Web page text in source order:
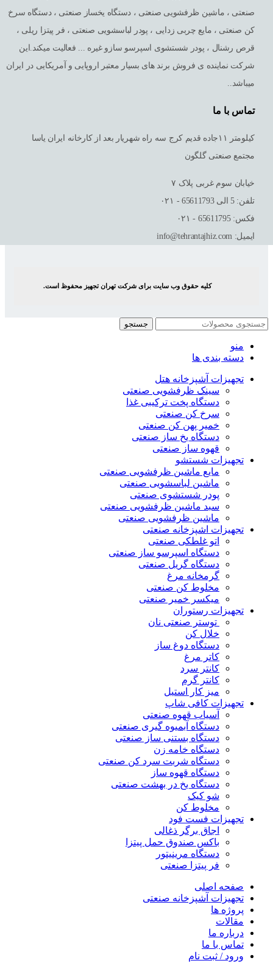
صنعتی ، ماشین ظرفشویی صنعتی ، دستگاه یخساز صنعتی ، دستگاه سرخ
کن صنعتی ، مایع چربی زدایی ، پودر لباسشویی صنعتی ، فر پیتزا ریلی ،
قرص رشنال ، پودر شستشوی اسپرسو سازو غیره ... فعالیت میکند.این
شرکت نماینده ی فروش برند های بسیار معتبر اروپایی و آمریکایی در ایران
میباشد..
تماس با ما
کیلومتر ١١جاده قدیم کرج سه راه شهریار بعد از کارخانه ایران یاسا
مجتمع صنعتی گلگون
خیابان سوم غربی پلاک ٧
تلفن: 5 الی 65611793 - ۰۲۱
فکس: 65611795 - ۰۲۱
ایمیل: info@tehrantajhiz.com
کلیه حقوق وب سایت برای شرکت تهران تجهیز محفوظ است.
جستجو
منو
دسته بندی ها
تجهیزات آشپزخانه هتل
سینک ظرفشویی صنعتی
دستگاه پخت ترکیبی غذا
سرخ کن صنعتی
خمیر پهن کن صنعتی
دستگاه یخ ساز صنعتی
قهوه ساز صنعتی
تجهیزات شستشو
مایع ماشین ظرفشویی صنعتی
ماشین لباسشویی صنعتی
پودر شستشوی صنعتی
سبد ماشین ظرفشویی صنعتی
ماشین ظرفشویی صنعتی
تجهیزات اشپزخانه صنعتی
اتو غلطکی صنعتی
دستگاه اسپرسو ساز صنعتی
دستگاه گریل صنعتی
گرمخانه مرغ
مخلوط کن صنعتی
میکسر خمیر صنعتی
تجهیزات رستوران
توستر صنعتی نان
خلال کن
دستگاه دوغ ساز
کاتر مرغ
کانتر سرد
کانتر گرم
میز کار استیل
تجهیزات کافی شاپ
آسیاب قهوه صنعتی
دستگاه آبمیوه گیری صنعتی
دستگاه بستنی ساز صنعتی
دستگاه خامه زن
دستگاه شربت سرد کن صنعتی
دستگاه قهوه ساز
دستگاه یخ در بهشت صنعتی
شو کیک
مخلوط کن
تجهیزات فست فود
اجاق برگر ذغالی
باکس صندوق حمل پیتزا
دستگاه مرینیتور
فر پیتزا صنعتی
صفحه اصلی
تجهیزات آشپزخانه صنعتی
پروژه ها
مقالات
درباره ما
تماس با ما
ورود / ثبت نام